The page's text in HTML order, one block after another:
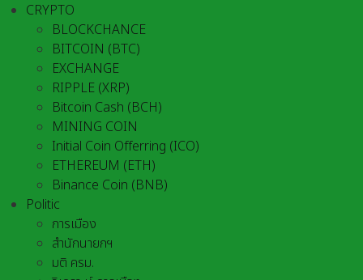
CRYPTO
BLOCKCHANCE
BITCOIN (BTC)
EXCHANGE
RIPPLE (XRP)
Bitcoin Cash (BCH)
MINING COIN
Initial Coin Offerring (ICO)
ETHEREUM (ETH)
Binance Coin (BNB)
Politic
การเมือง
สำนักนายกฯ
มติ ครม.